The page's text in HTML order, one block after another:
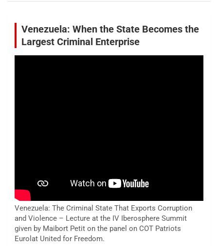
Venezuela: When the State Becomes the
Largest Criminal Enterprise
Venezuela: The Criminal State That Exports Corruption
and Violence – Lecture at the IV Iberosphere Summit
given by Maibort Petit on the panel on COT Patriots
Eurolat United for Freedom.